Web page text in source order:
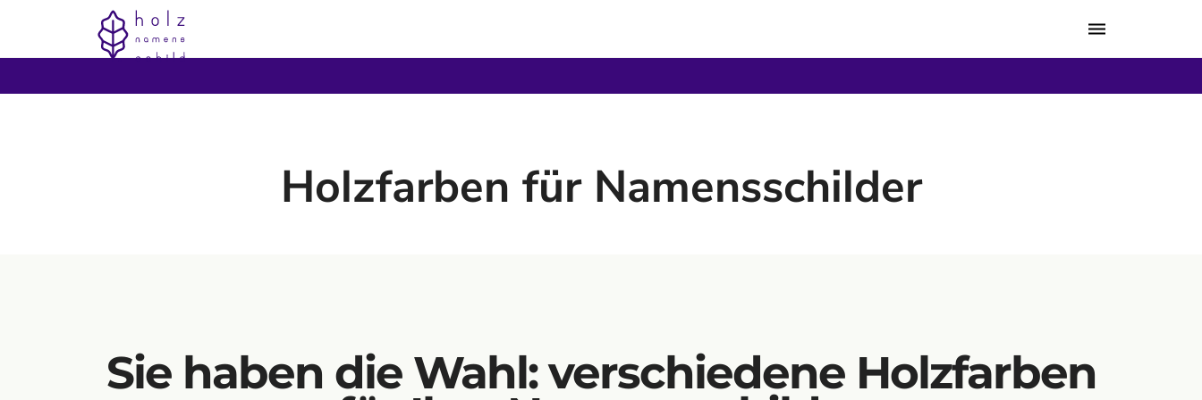
Toggle
Holzfarben für Namensschilder
Sie haben die Wahl: verschiedene Holzfarben